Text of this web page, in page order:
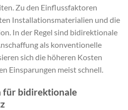
Zu den Einflussfaktoren
Installationsmaterialien und die
In der Regel sind bidirektionale
als konventionelle
sich die höheren Kosten
Einsparungen meist schnell.
für bidirektionale